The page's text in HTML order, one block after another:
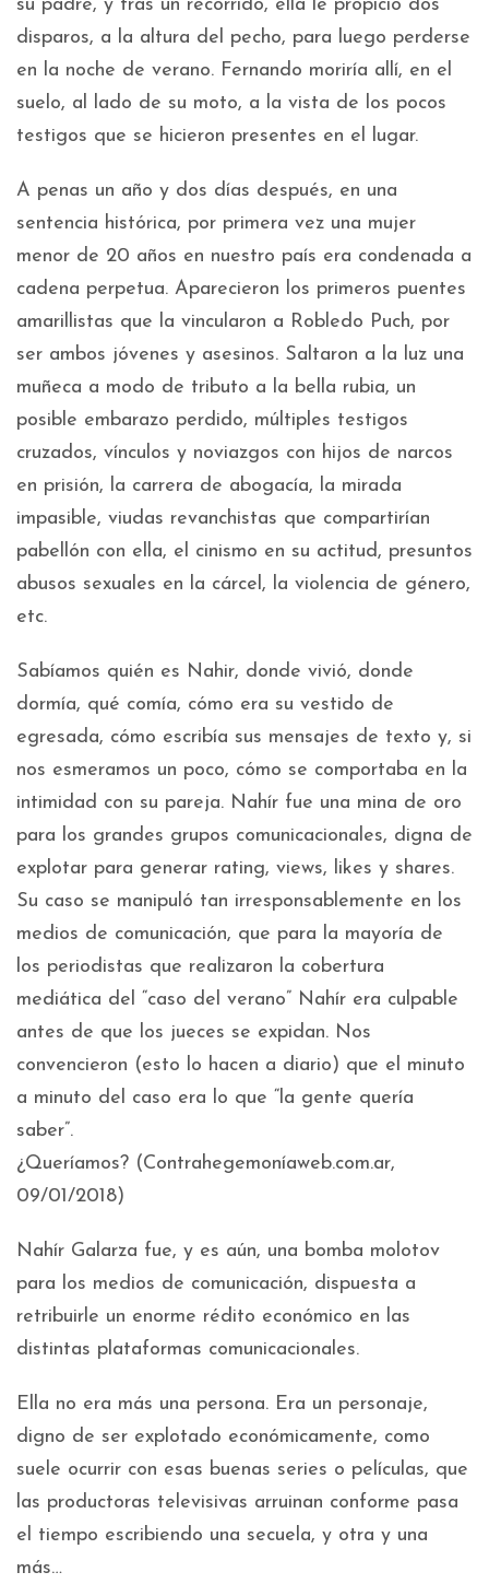
su padre, y tras un recorrido, ella le propició dos
disparos, a la altura del pecho, para luego perderse
en la noche de verano. Fernando moriría allí, en el
suelo, al lado de su moto, a la vista de los pocos
testigos que se hicieron presentes en el lugar.
A penas un año y dos días después, en una
sentencia histórica, por primera vez una mujer
menor de 20 años en nuestro país era condenada a
cadena perpetua. Aparecieron los primeros puentes
amarillistas que la vincularon a Robledo Puch, por
ser ambos jóvenes y asesinos. Saltaron a la luz una
muñeca a modo de tributo a la bella rubia, un
posible embarazo perdido, múltiples testigos
cruzados, vínculos y noviazgos con hijos de narcos
en prisión, la carrera de abogacía, la mirada
impasible, viudas revanchistas que compartirían
pabellón con ella, el cinismo en su actitud, presuntos
abusos sexuales en la cárcel, la violencia de género,
etc.
Sabíamos quién es Nahir, donde vivió, donde
dormía, qué comía, cómo era su vestido de
egresada, cómo escribía sus mensajes de texto y, si
nos esmeramos un poco, cómo se comportaba en la
intimidad con su pareja. Nahír fue una mina de oro
para los grandes grupos comunicacionales, digna de
explotar para generar rating, views, likes y shares.
Su caso se manipuló tan irresponsablemente en los
medios de comunicación, que para la mayoría de
los periodistas que realizaron la cobertura
mediática del “caso del verano” Nahír era culpable
antes de que los jueces se expidan. Nos
convencieron (esto lo hacen a diario) que el minuto
a minuto del caso era lo que “la gente quería
saber”.
¿Queríamos? (Contrahegemoníaweb.com.ar,
09/01/2018)
Nahír Galarza fue, y es aún, una bomba molotov
para los medios de comunicación, dispuesta a
retribuirle un enorme rédito económico en las
distintas plataformas comunicacionales.
Ella no era más una persona. Era un personaje,
digno de ser explotado económicamente, como
suele ocurrir con esas buenas series o películas, que
las productoras televisivas arruinan conforme pasa
el tiempo escribiendo una secuela, y otra y una
más…